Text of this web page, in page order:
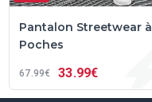
Pantalon Streetwear à
Poches
67 99€ 33 99€